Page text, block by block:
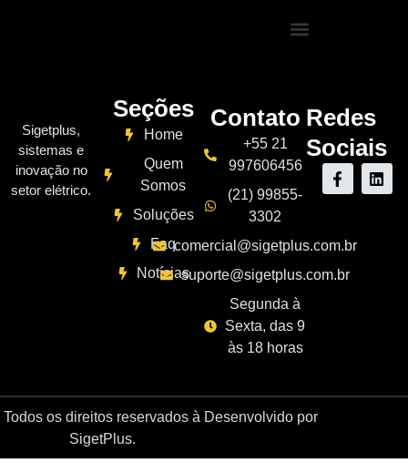
Sigetplus,
sistemas e
inovação no
setor elétrico.
Seções
Home
Quem
Somos
Soluções
Faq
Notícias
Contato
+55 21
997606456
(21) 99855-
3302
comercial@sigetplus.com.br
suporte@sigetplus.com.br
Segunda à
Sexta, das 9
às 18 horas
Redes
Sociais
Todos os direitos reservados à
SigetPlus.
Desenvolvido por